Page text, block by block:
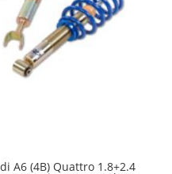
A6 (4B) Quattro 1.8+2.4